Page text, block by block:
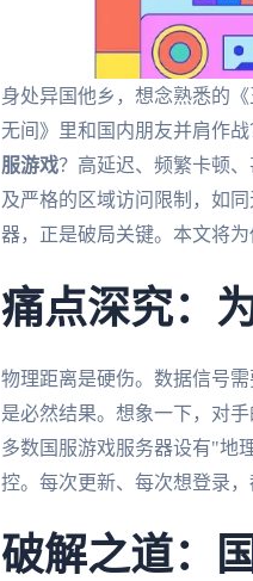
身处异国他乡，想念熟悉的
无间》里和国内朋友并肩作
服游戏？高延迟、频繁卡顿
及严格的区域访问限制，如
器，正是破局关键。本文将
痛点深究：
物理距离是硬伤。数据信号
是必然结果。想象一下，对
多数国服游戏服务器设有"地
控。每次更新、每次想登录
破解之道：